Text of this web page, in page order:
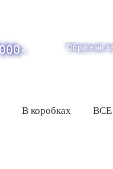
Обратный
В коробках